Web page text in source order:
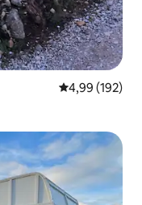
Gemiddelde
4,99 (192)